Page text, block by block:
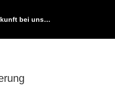
bei uns…